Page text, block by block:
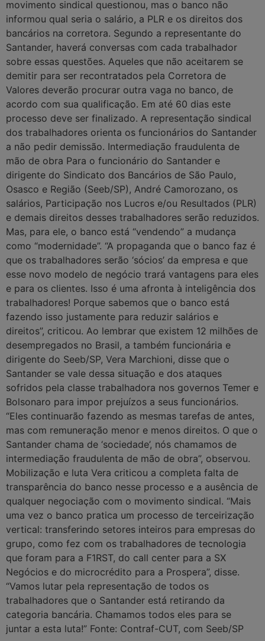
movimento sindical questionou, mas o banco não
informou qual seria o salário, a PLR e os direitos dos
bancários na corretora. Segundo a representante do
Santander, haverá conversas com cada trabalhador
sobre essas questões. Aqueles que não aceitarem se
demitir para ser recontratados pela Corretora de
Valores deverão procurar outra vaga no banco, de
acordo com sua qualificação. Em até 60 dias este
processo deve ser finalizado. A representação sindical
dos trabalhadores orienta os funcionários do Santander
a não pedir demissão. Intermediação fraudulenta de
mão de obra Para o funcionário do Santander e
dirigente do Sindicato dos Bancários de São Paulo,
Osasco e Região (Seeb/SP), André Camorozano, os
salários, Participação nos Lucros e/ou Resultados (PLR)
e demais direitos desses trabalhadores serão reduzidos.
Mas, para ele, o banco está “vendendo” a mudança
como “modernidade”. “A propaganda que o banco faz é
que os trabalhadores serão ‘sócios’ da empresa e que
esse novo modelo de negócio trará vantagens para eles
e para os clientes. Isso é uma afronta à inteligência dos
trabalhadores! Porque sabemos que o banco está
fazendo isso justamente para reduzir salários e
direitos”, criticou. Ao lembrar que existem 12 milhões de
desempregados no Brasil, a também funcionária e
dirigente do Seeb/SP, Vera Marchioni, disse que o
Santander se vale dessa situação e dos ataques
sofridos pela classe trabalhadora nos governos Temer e
Bolsonaro para impor prejuízos a seus funcionários.
“Eles continuarão fazendo as mesmas tarefas de antes,
mas com remuneração menor e menos direitos. O que o
Santander chama de ‘sociedade’, nós chamamos de
intermediação fraudulenta de mão de obra”, observou.
Mobilização e luta Vera criticou a completa falta de
transparência do banco nesse processo e a ausência de
qualquer negociação com o movimento sindical. “Mais
uma vez o banco pratica um processo de terceirização
vertical: transferindo setores inteiros para empresas do
grupo, como fez com os trabalhadores de tecnologia
que foram para a F1RST, do call center para a SX
Negócios e do microcrédito para a Prospera”, disse.
“Vamos lutar pela representação de todos os
trabalhadores que o Santander está retirando da
categoria bancária. Chamamos todos eles para se
juntar a esta luta!” Fonte: Contraf-CUT, com Seeb/SP